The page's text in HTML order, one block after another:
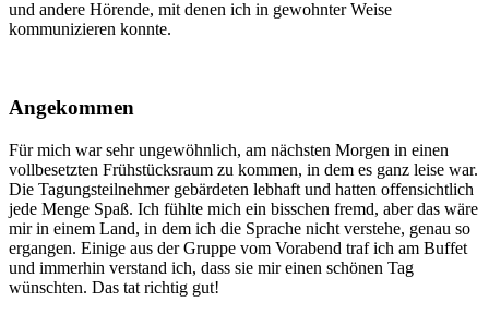
und andere Hörende, mit denen ich in gewohnter Weise
kommunizieren konnte.
Angekommen
Für mich war sehr ungewöhnlich, am nächsten Morgen in einen
vollbesetzten Frühstücksraum zu kommen, in dem es ganz leise war.
Die Tagungsteilnehmer gebärdeten lebhaft und hatten offensichtlich
jede Menge Spaß. Ich fühlte mich ein bisschen fremd, aber das wäre
mir in einem Land, in dem ich die Sprache nicht verstehe, genau so
ergangen. Einige aus der Gruppe vom Vorabend traf ich am Buffet
und immerhin verstand ich, dass sie mir einen schönen Tag
wünschten. Das tat richtig gut!